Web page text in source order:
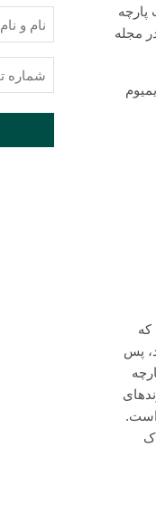
پارچه
مجله
که
پس
است.
نام
و
نام
خانوادگی
شماره
تماس
(Required)